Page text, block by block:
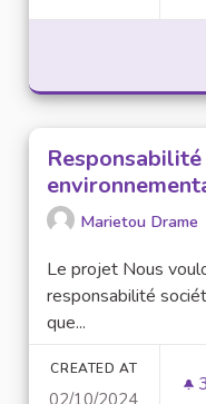
Marietou Drame
Le projet Nous
responsabilité
que...
CREATED AT
02/10/2024